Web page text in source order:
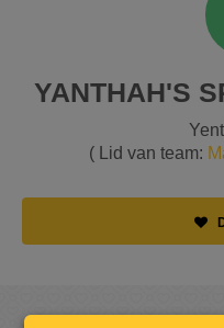
YANTHAH'S
( Lid van team: